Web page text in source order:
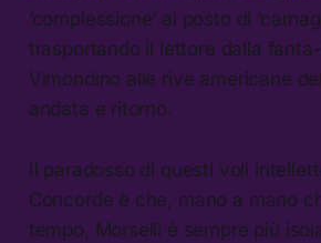
‘complessione’ al posto di
trasportando il lettore dalla
Vimondino alle rive americane
andata e ritorno.
Il paradosso di questi voli
Concorde è che, mano a mano
tempo, Morselli è sempre più